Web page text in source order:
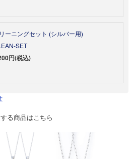
ーニングセット (シルバー用)
SET
円(税込)
る商品はこちら